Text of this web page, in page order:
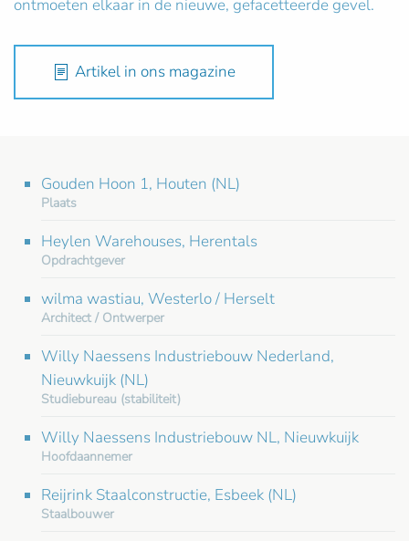
ontmoeten elkaar in de nieuwe, gefacetteerde gevel.
Artikel in ons magazine
Gouden Hoon 1, Houten (NL)
Plaats
Heylen Warehouses, Herentals
Opdrachtgever
wilma wastiau, Westerlo / Herselt
Architect / Ontwerper
Willy Naessens Industriebouw Nederland,
Nieuwkuijk (NL)
Studiebureau (stabiliteit)
Willy Naessens Industriebouw NL, Nieuwkuijk
Hoofdaannemer
Reijrink Staalconstructie, Esbeek (NL)
Staalbouwer